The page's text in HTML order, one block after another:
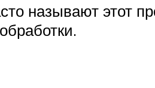
называют этот